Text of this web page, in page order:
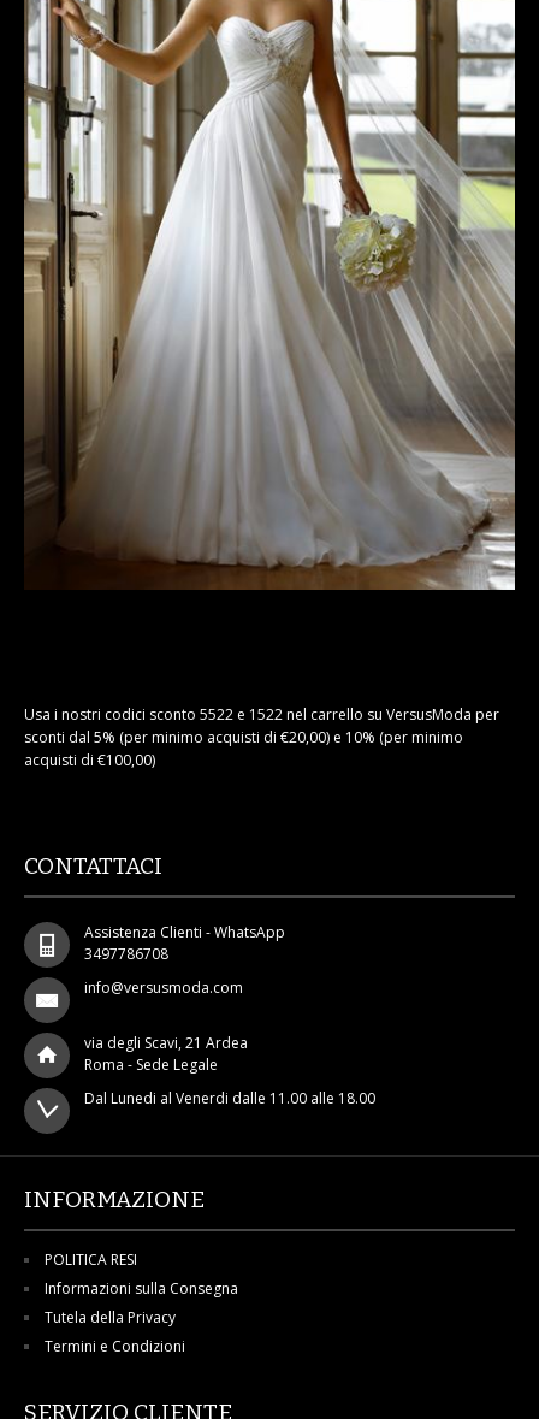
Usa i nostri codici sconto 5522 e 1522 nel carrello su VersusModa per
sconti dal 5% (per minimo acquisti di €20,00) e 10% (per minimo
acquisti di €100,00)
CONTATTACI
Assistenza Clienti - WhatsApp
3497786708
info@versusmoda.com
via degli Scavi, 21 Ardea
Roma - Sede Legale
Dal Lunedi al Venerdi dalle 11.00 alle 18.00
INFORMAZIONE
POLITICA RESI
Informazioni sulla Consegna
Tutela della Privacy
Termini e Condizioni
SERVIZIO CLIENTE